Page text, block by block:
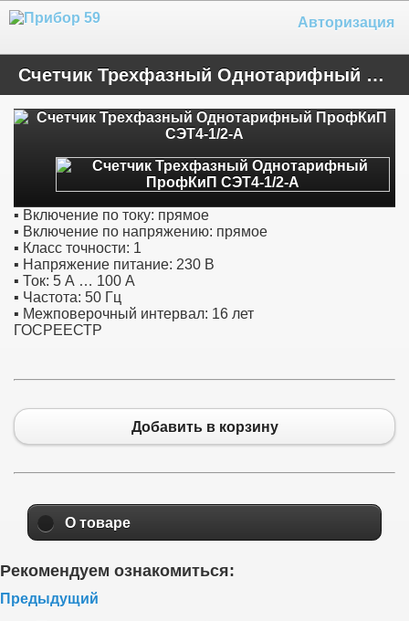
Авторизация
Счетчик Трехфазный Однотарифный ПрофКиП СЭТ4-1/2-А
▪ Включение по току: прямое
▪ Включение по напряжению: прямое
▪ Класс точности: 1
▪ Напряжение питание: 230 В
▪ Ток: 5 А … 100 А
▪ Частота: 50 Гц
▪ Межповерочный интервал: 16 лет
ГОСРЕЕСТР
Добавить в корзину
О товаре
Рекомендуем ознакомиться:
Предыдущий